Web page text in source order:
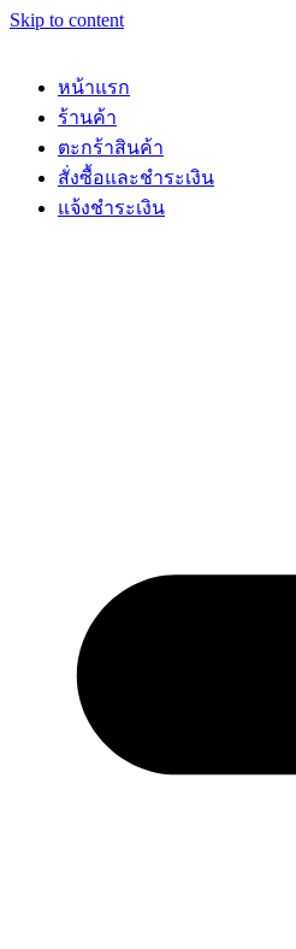
Skip to content
หน้าแรก
ร้านค้า
ตะกร้าสินค้า
สั่งซื้อและชำระเงิน
แจ้งชำระเงิน